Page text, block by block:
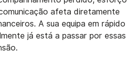
afeta diretamente
A sua equipa em rápido
já está a passar por essas